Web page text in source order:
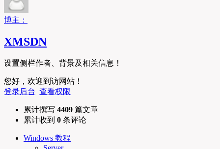
博主：
XMSDN
设置侧栏作者、背景及相关信息！
您好，欢迎到访网站！
登录后台 查看权限
累计撰写 4409 篇文章
累计收到 0 条评论
Windows 教程